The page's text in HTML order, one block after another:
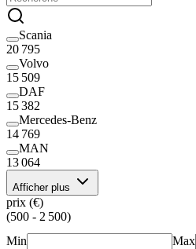
Scania
20 795
Volvo
15 509
DAF
15 382
Mercedes-Benz
14 769
MAN
13 064
Afficher plus
prix (€)
(500 - 2 500)
Min
Max